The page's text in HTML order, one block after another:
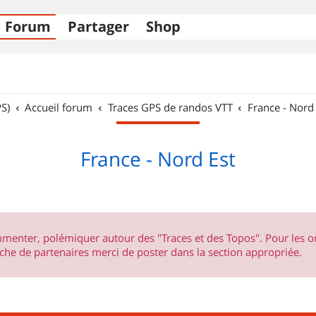
Forum Partager Shop
Accueil forum Traces GPS de randos VTT France - Nord
France - Nord Est
polémiquer autour des "Traces et des Topos". Pour les
de partenaires merci de poster dans la section appropriée.